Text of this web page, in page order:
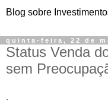
Blog sobre
quinta-feira, 22 de
Status Venda
sem
.